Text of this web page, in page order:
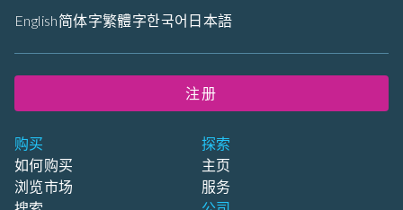
购买
如何购买
浏览市场
探索
主页
服务
English简体字繁體字한국어 日本語
注册